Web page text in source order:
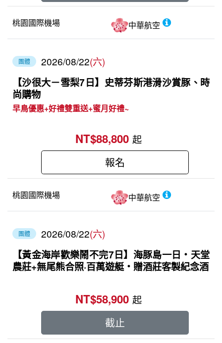
桃園國際機場 中華航空
團體 2026/08/22(六)
【沙很大－雪梨7日】史蒂芬斯港滑沙賞豚、時
尚購物
早鳥優惠+好禮雙重送+蜜月好禮~
桃園國際機場 中華航空
NT$88,800 起
報名
團體 2026/08/22(六)
【黃金海岸歡樂鬧不完7日】海豚島一日‧天堂
農莊+無尾熊合照·百萬遊艇‧贈酒莊客製紀念酒
NT$58,900 起
截止